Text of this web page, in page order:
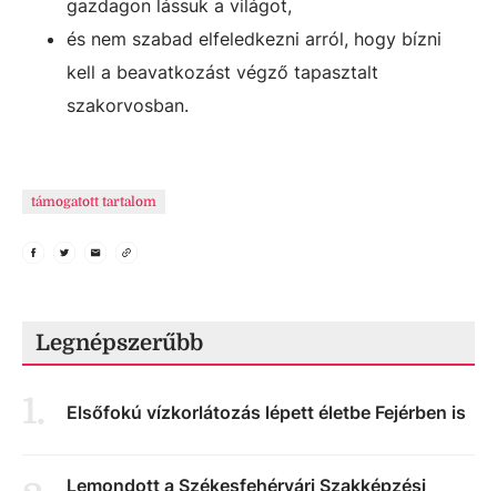
gazdagon lássuk a világot,
és nem szabad elfeledkezni arról, hogy bízni
kell a beavatkozást végző tapasztalt
szakorvosban.
támogatott tartalom
Legnépszerűbb
1. Elsőfokú vízkorlátozás lépett életbe Fejérben is
Lemondott a Székesfehérvári Szakképzési